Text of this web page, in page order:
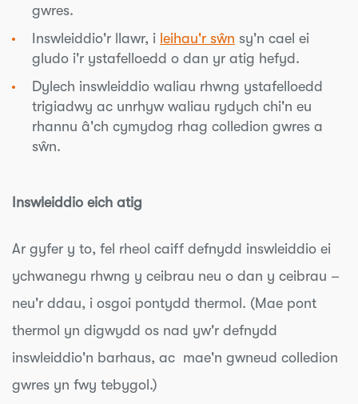
gwres.
Inswleiddio'r llawr, i leihau'r sŵn sy'n cael ei
gludo i'r ystafelloedd o dan yr atig hefyd.
Dylech inswleiddio waliau rhwng ystafelloedd
trigiadwy ac unrhyw waliau rydych chi'n eu
rhannu â'ch cymydog rhag colledion gwres a
sŵn.
Inswleiddio eich atig
Ar gyfer y to, fel rheol caiff defnydd inswleiddio ei
ychwanegu rhwng y ceibrau neu o dan y ceibrau –
neu'r ddau, i osgoi pontydd thermol. (Mae pont
thermol yn digwydd os nad yw'r defnydd
inswleiddio'n barhaus, ac mae'n gwneud colledion
gwres yn fwy tebygol.)